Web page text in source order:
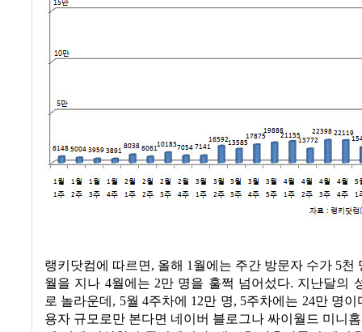
랭키닷컴에 따르면, 올해 1월에는 주간 방문자 수가 5천
월을 지나 4월에는 2만 명을 훌쩍 넘어섰다. 지난달의
로 놀라운데 , 5월 4주차에 12만 명, 5주차에는 24만 명이
용자 규모로만 본다면 네이버 블로그나 싸이월드 미니